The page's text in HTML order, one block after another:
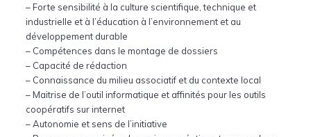
– Forte sensibilité à la culture scientifique, technique et
industrielle et à l’éducation à l’environnement et au
développement durable
– Compétences dans le montage de dossiers
– Capacité de rédaction
– Connaissance du milieu associatif et du contexte local
– Maitrise de l’outil informatique et affinités pour les outils
coopératifs sur internet
– Autonomie et sens de l’initiative